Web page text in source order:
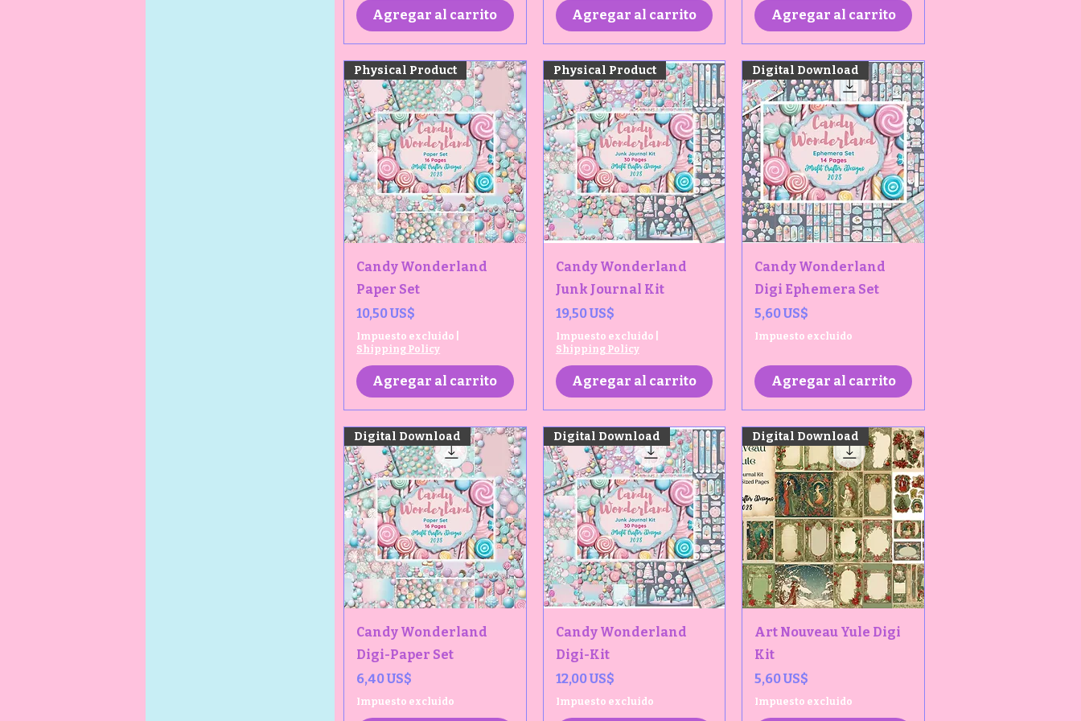
Agregar al carrito Agregar al carrito Agregar al carrito
Vista rápida
Physical Product
Candy Wonderland
Paper Set
Precio
10,50 US$
Impuesto excluido
Shipping Policy
Agregar al carrito
Vista rápida
Physical Product
Candy Wonderland
Junk Journal Kit
Precio
19,50 US$
Impuesto excluido
Shipping Policy
Agregar al carrito
Vista rápida
Digital Download
Candy Wonderland
Digi Ephemera Set
Precio
5,60 US$
Impuesto excluido
Agregar al carrito
Vista rápida
Digital Download
Candy Wonderland
Digi-Paper Set
Precio
6,40 US$
Impuesto excluido
Vista rápida
Digital Download
Candy Wonderland
Digi-Kit
Precio
12,00 US$
Impuesto excluido
Vista rápida
Digital Download
Art Nouveau Yule Digi
Kit
Precio
5,60 US$
Impuesto excluido